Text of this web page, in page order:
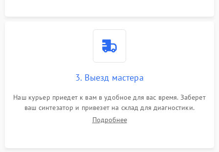
3. Выезд мастера
Наш курьер приедет к вам в удобное для вас время. Заберет
ваш синтезатор и привезет на склад для диагностики.
Подробнее